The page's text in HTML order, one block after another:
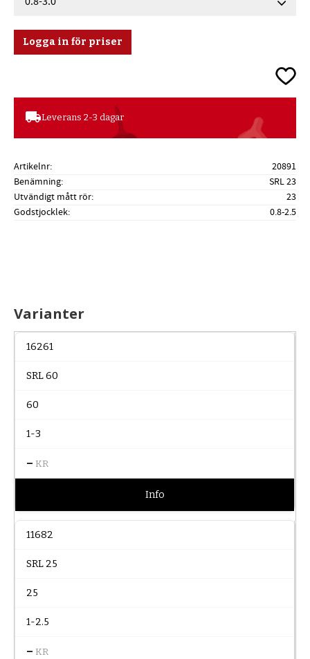
Logga in för priser
Lägg
local_shippingLeverans 2-3 dagar
Artikelnr
20891
Benämning
SRL 23
Utvändigt mått rör
23
Godstjocklek
0.8-2.5
Varianter
16261
SRL 60
60
1-3
– KR
Info
11682
SRL 25
25
1-2.5
– KR